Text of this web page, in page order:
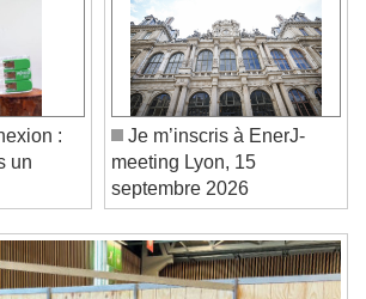
is loading.
Backward
Skip Forward
0:00
LIVE
currently behind liveLIVE
:
Je m’inscris à EnerJ-
meeting Lyon, 15
septembre 2026